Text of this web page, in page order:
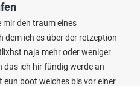
mir den traum eines
dem ich es über der retzeption
naja mehr oder weniger
ich hir fündig werde an
boot welches bis vor einer